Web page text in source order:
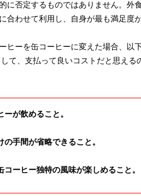
に否定するものではありません。外
合わせて利用し、自身が最も満足度
ヒーを缶コーヒーに変えた場合、
て、支払って良いコストだと思える
ーが飲めること。
の手間が省略できること。
コーヒー独特の風味が楽しめること。